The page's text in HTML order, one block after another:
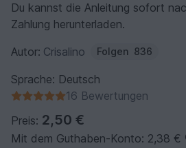
Du kannst die Anleitung sofort
Zahlung herunterladen.
Autor: Crisalino Folgen 836
Sprache: Deutsch
16 Bewertungen
Preis: 2,50 €
Mit dem Guthaben-Konto: 2,38 €